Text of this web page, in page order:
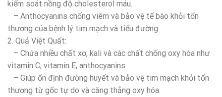
kiểm soát nồng độ cholesterol máu.
– Anthocyanins chống viêm và bảo vệ tế bào khỏi tổn
thương của bệnh lý tim mạch và tiểu đường.
2. Quả Việt Quất:
– Chứa nhiều chất xơ, kali và các chất chống oxy hóa như
vitamin C, vitamin E, anthocyanins.
– Giúp ổn định đường huyết và bảo vệ tim mạch khỏi tổn
thương từ gốc tự do và căng thẳng oxy hóa.